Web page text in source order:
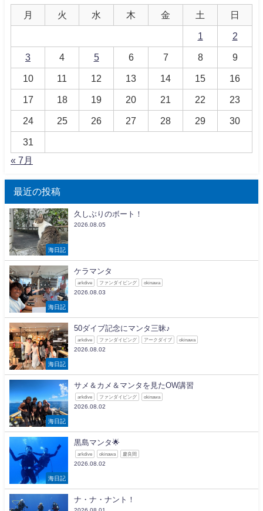
月 火 水 木 金 土 日
1 2
3 4 5 6 7 8 9
10 11 12 13 14 15 16
17 18 19 20 21 22 23
24 25 26 27 28 29 30
31
« 7月
最近の投稿
海日記
久しぶりのボート！
2026.08.05
海日記
ケラマンタ
arkdive ファンダイビング okinawa
2026.08.03
海日記
50ダイブ記念にマンタ三昧♪
arkdive ファンダイビング アークダイブ okinawa
2026.08.02
海日記
サメ＆カメ＆マンタを見たOW講習
arkdive ファンダイビング okinawa
2026.08.02
海日記
黒島マンタ🌟
arkdive okinawa 慶良間
2026.08.02
ナ・ナ・ナント！
2026.08.01